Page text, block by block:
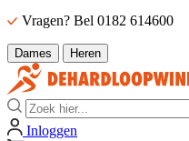
Vragen? Bel 0182 614600
Dames Heren
Zoek
Inloggen